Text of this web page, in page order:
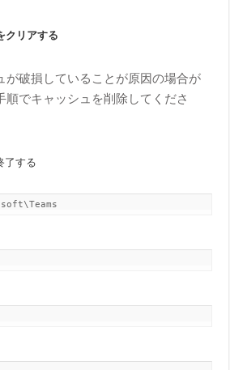
クリアする
が破損していることが原因の場合が
順でキャッシュを削除してくださ
了する